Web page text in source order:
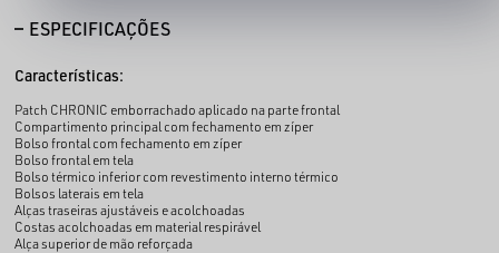
ESPECIFICAÇÕES
Características:
Patch CHRONIC emborrachado aplicado na parte frontal
Compartimento principal com fechamento em zíper
Bolso frontal com fechamento em zíper
Bolso frontal em tela
Bolso térmico inferior com revestimento interno térmico
Bolsos laterais em tela
Alças traseiras ajustáveis e acolchoadas
Costas acolchoadas em material respirável
Alça superior de mão reforçada